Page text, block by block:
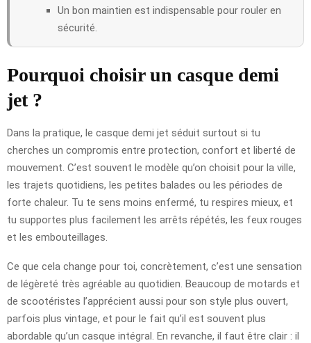
Un bon maintien est indispensable pour rouler en
sécurité.
Pourquoi choisir un casque demi
jet ?
Dans la pratique, le casque demi jet séduit surtout si tu
cherches un compromis entre protection, confort et liberté de
mouvement. C’est souvent le modèle qu’on choisit pour la ville,
les trajets quotidiens, les petites balades ou les périodes de
forte chaleur. Tu te sens moins enfermé, tu respires mieux, et
tu supportes plus facilement les arrêts répétés, les feux rouges
et les embouteillages.
Ce que cela change pour toi, concrètement, c’est une sensation
de légèreté très agréable au quotidien. Beaucoup de motards et
de scootéristes l’apprécient aussi pour son style plus ouvert,
parfois plus vintage, et pour le fait qu’il est souvent plus
abordable qu’un casque intégral. En revanche, il faut être clair : il